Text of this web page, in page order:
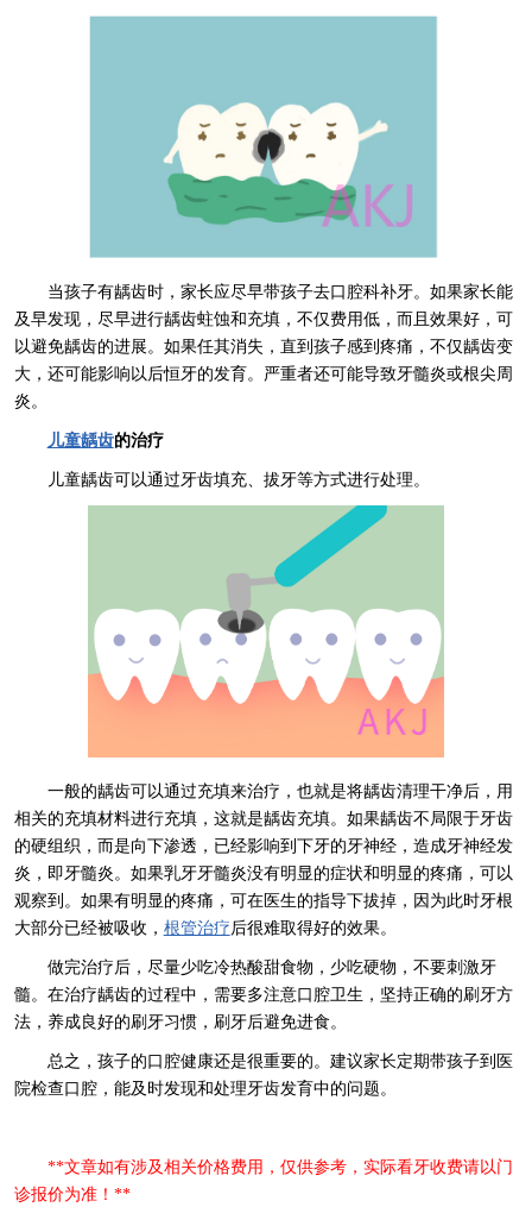
当孩子有龋齿时，家长应尽早带孩子去口腔科补牙。如果家长能
及早发现，尽早进行龋齿蛀蚀和充填，不仅费用低，而且效果好，可
以避免龋齿的进展。如果任其消失，直到孩子感到疼痛，不仅龋齿变
大，还可能影响以后恒牙的发育。严重者还可能导致牙髓炎或根尖周
炎。
儿童龋齿的治疗
儿童龋齿可以通过牙齿填充、拔牙等方式进行处理。
一般的龋齿可以通过充填来治疗，也就是将龋齿清理干净后，用
相关的充填材料进行充填，这就是龋齿充填。如果龋齿不局限于牙齿
的硬组织，而是向下渗透，已经影响到下牙的牙神经，造成牙神经发
炎，即牙髓炎。如果乳牙牙髓炎没有明显的症状和明显的疼痛，可以
观察到。如果有明显的疼痛，可在医生的指导下拔掉，因为此时牙根
大部分已经被吸收， 根管治疗后很难取得好的效果。
做完治疗后，尽量少吃冷热酸甜食物，少吃硬物，不要刺激牙
髓。在治疗龋齿的过程中，需要多注意口腔卫生，坚持正确的刷牙方
法，养成良好的刷牙习惯，刷牙后避免进食。
总之，孩子的口腔健康还是很重要的。建议家长定期带孩子到医
院检查口腔，能及时发现和处理牙齿发育中的问题。
**文章如有涉及相关价格费用，仅供参考，实际看牙收费请以门
诊报价为准！**